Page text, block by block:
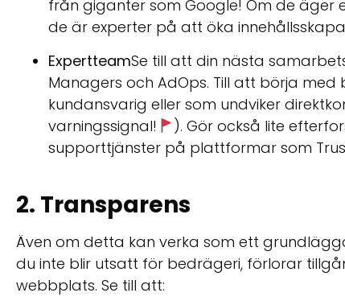
från giganter som Google! Om de äger
de är experter på att öka
ExpertteamSe till att din nästa
Managers och AdOps. Till att börja
kundansvarig eller som undviker
varningssignal!
). Gör också lite
supporttjänster på plattformar som
2. Transparens
Även om detta kan verka som ett
du inte blir utsatt för bedrägeri, förlorar
webbplats. Se till att: